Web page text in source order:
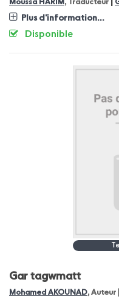
Moussa HARIM , Traducteur
Plus d'information...
Disponible
Gar tagwmatt
Mohamed AKOUNAD, Auteur